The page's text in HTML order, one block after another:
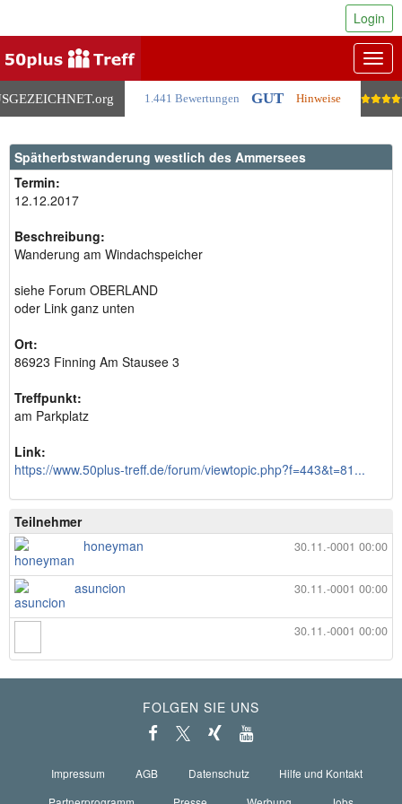
.org 1.441 Bewertungen GUT Hinweise
Login
Spätherbstwanderung westlich des Ammersees
Termin:
12.12.2017
Beschreibung:
Wanderung am Windachspeicher
siehe Forum OBERLAND
oder Link ganz unten
Ort:
86923 Finning Am Stausee 3
Treffpunkt:
am Parkplatz
Link:
https://www.50plus-treff.de/forum/viewtopic.php?f=443&t=81...
Teilnehmer
30.11.-0001 00:00
honeyman
30.11.-0001 00:00
asuncion
30.11.-0001 00:00
FOLGEN SIE UNS
Impressum AGB Datenschutz
Hilfe und Kontakt